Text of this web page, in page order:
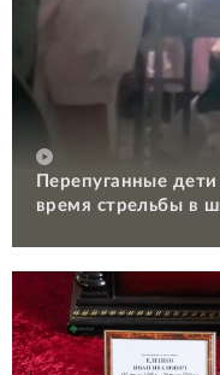
Перепуганные
время стрельбы в